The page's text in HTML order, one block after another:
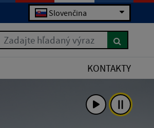
Slovenčina
Zadajte hľadaný výraz
KONTAKTY